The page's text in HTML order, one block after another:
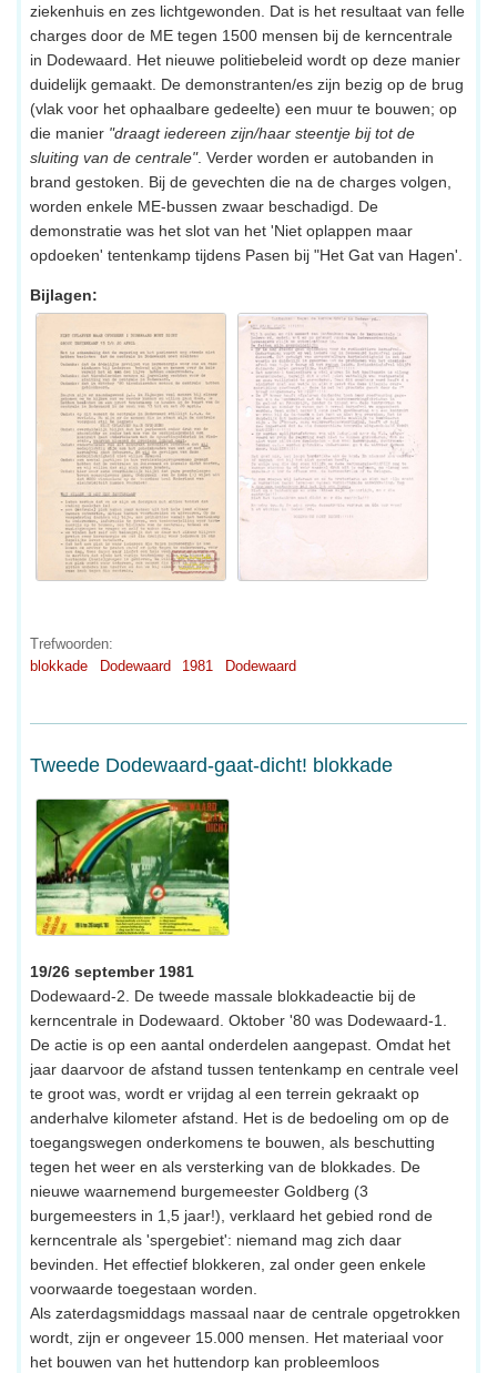
ziekenhuis en zes lichtgewonden. Dat is het resultaat van felle
charges door de ME tegen 1500 mensen bij de kerncentrale
in Dodewaard. Het nieuwe politiebeleid wordt op deze manier
duidelijk gemaakt. De demonstranten/es zijn bezig op de brug
(vlak voor het ophaalbare gedeelte) een muur te bouwen; op
die manier "draagt iedereen zijn/haar steentje bij tot de
sluiting van de centrale". Verder worden er autobanden in
brand gestoken. Bij de gevechten die na de charges volgen,
worden enkele ME-bussen zwaar beschadigd. De
demonstratie was het slot van het 'Niet oplappen maar
opdoeken' tentenkamp tijdens Pasen bij "Het Gat van Hagen'.
Bijlagen:
Trefwoorden:
blokkade
Dodewaard 1981 Dodewaard
Tweede Dodewaard-gaat-dicht! blokkade
19/26 september 1981
Dodewaard-2. De tweede massale blokkadeactie bij de
kerncentrale in Dodewaard. Oktober '80 was Dodewaard-1.
De actie is op een aantal onderdelen aangepast. Omdat het
jaar daarvoor de afstand tussen tentenkamp en centrale veel
te groot was, wordt er vrijdag al een terrein gekraakt op
anderhalve kilometer afstand. Het is de bedoeling om op de
toegangswegen onderkomens te bouwen, als beschutting
tegen het weer en als versterking van de blokkades. De
nieuwe waarnemend burgemeester Goldberg (3
burgemeesters in 1,5 jaar!), verklaard het gebied rond de
kerncentrale als 'spergebiet': niemand mag zich daar
bevinden. Het effectief blokkeren, zal onder geen enkele
voorwaarde toegestaan worden.
Als zaterdagsmiddags massaal naar de centrale opgetrokken
wordt, zijn er ongeveer 15.000 mensen. Het materiaal voor
het bouwen van het huttendorp kan probleemloos